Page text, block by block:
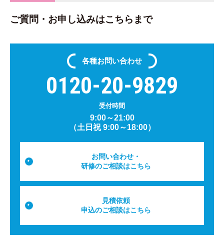
ご質問・お申し込みはこちらまで
各種お問い合わせ
0120-20-9829
受付時間
9:00～21:00
（土日祝 9:00～18:00）
お問い合わせ・
研修のご相談はこちら
見積依頼
申込のご相談はこちら